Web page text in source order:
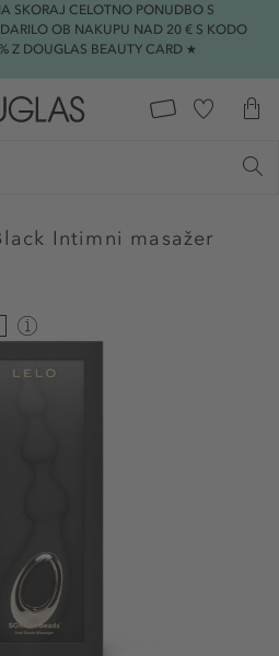
SKORAJ CELOTNO PONUDBO S
OB NAKUPU NAD 20 € S KODO
Z DOUGLAS BEAUTY CARD ★
Intimni masažer